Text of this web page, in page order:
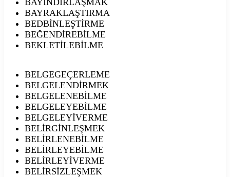
BAYRAKLAŞTIRMA
BEDBİNLEŞTİRME
BEĞENDİREBİLME
BEKLETİLEBİLME
BELGEGEÇERLEME
BELGELENDİRMEK
BELGELENEBİLME
BELGELEYEBİLME
BELGELEYİVERME
BELİRGİNLEŞMEK
BELİRLENEBİLME
BELİRLEYEBİLME
BELİRLEYİVERME
BELİRSİZLEŞMEK